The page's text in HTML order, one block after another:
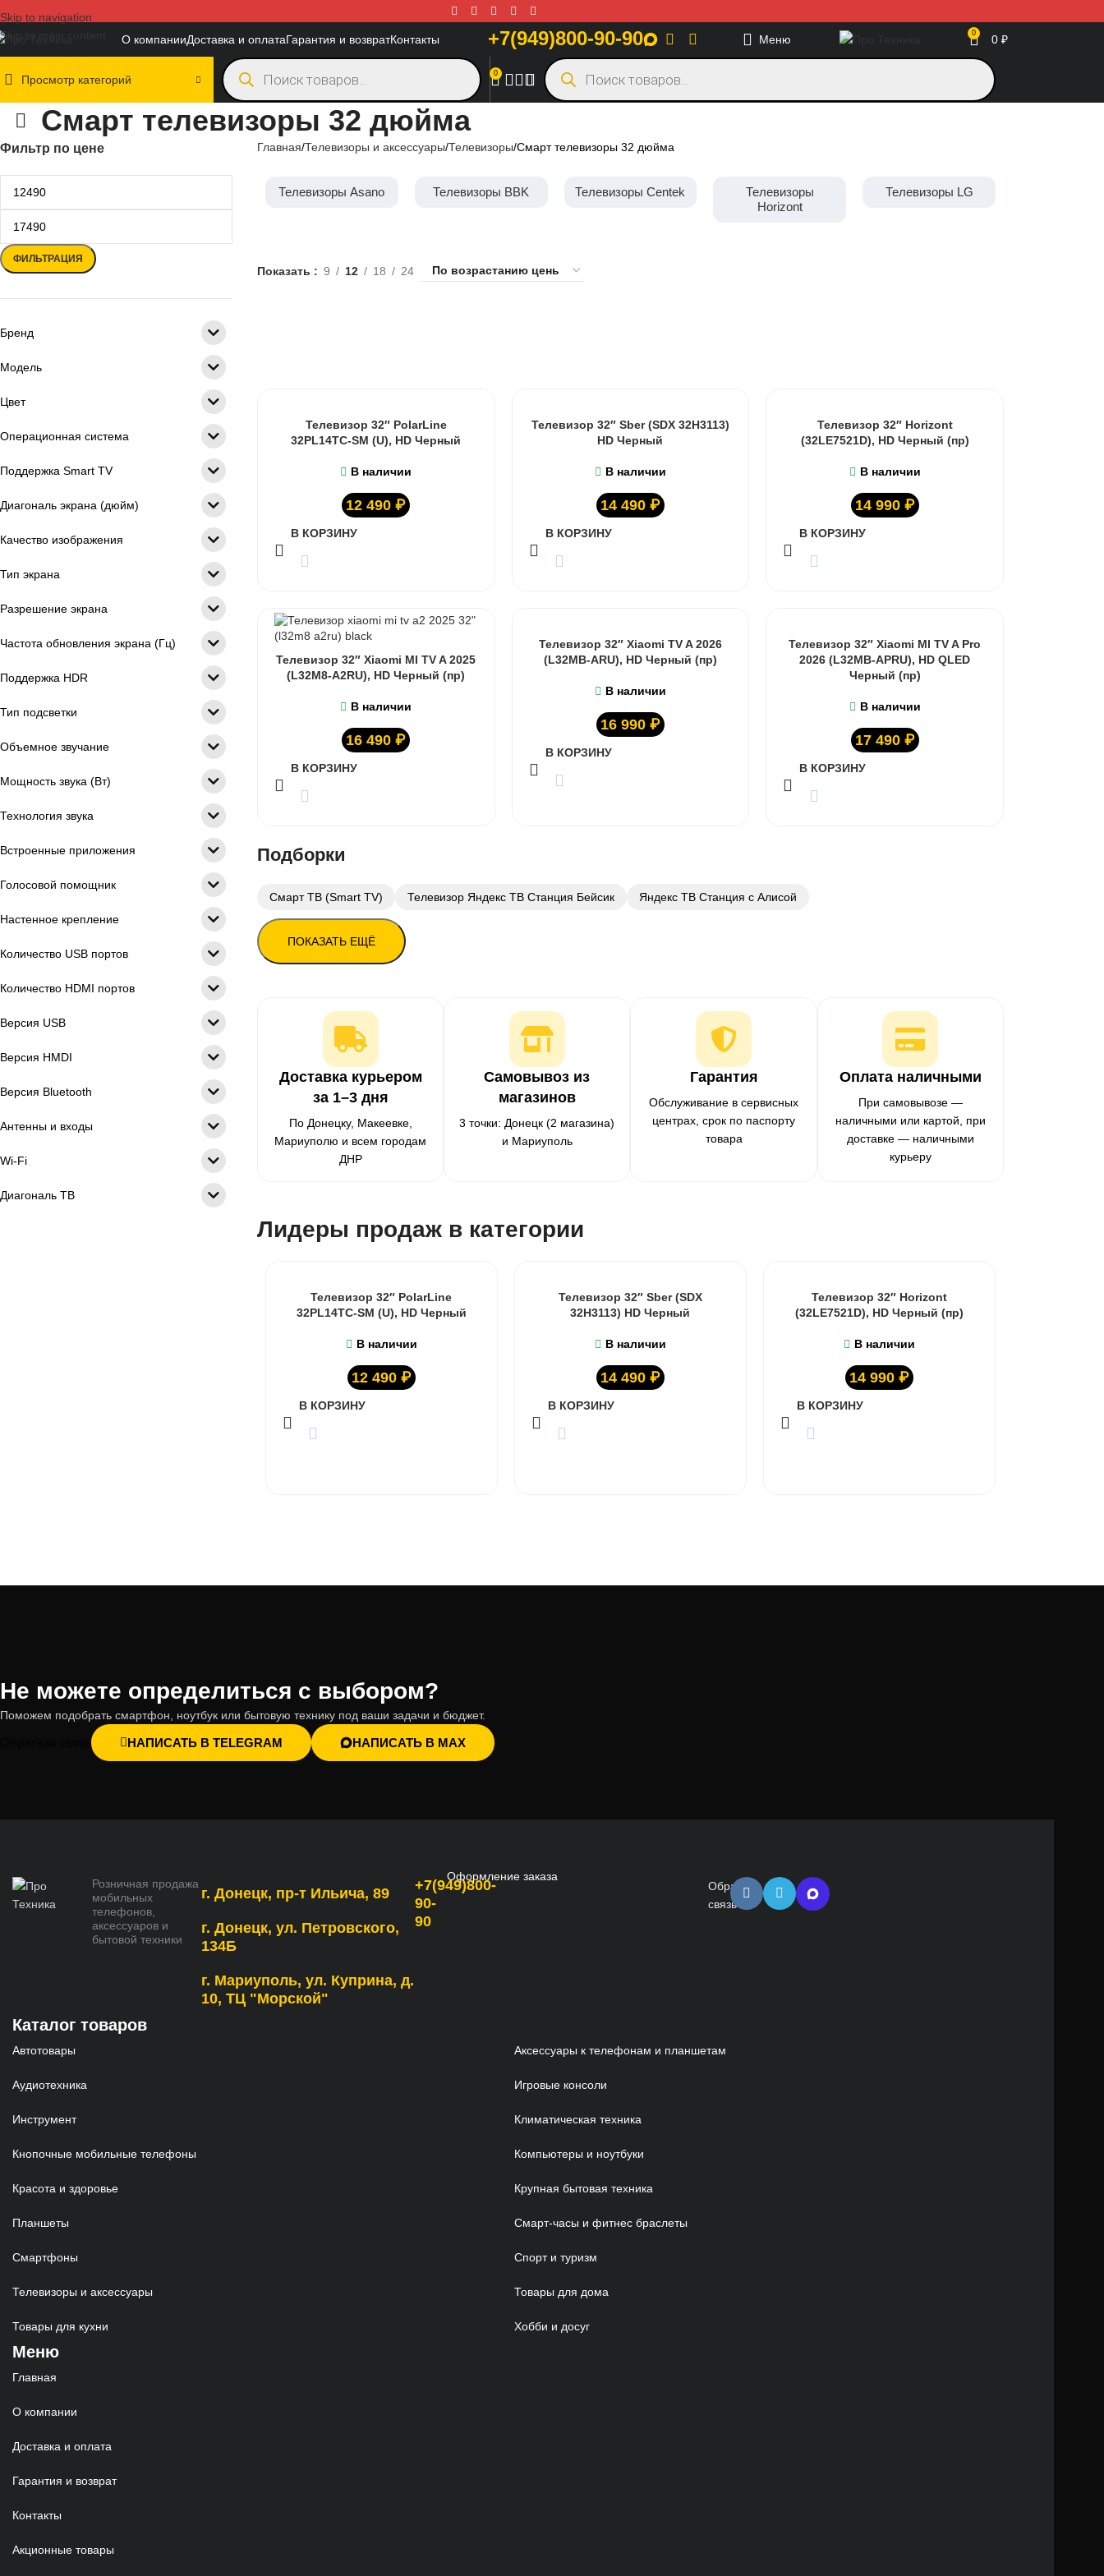
Skip to navigation
Skip to main content
О компанииДоставка и оплатаГарантия и возвратКонтакты +7(949)800-90-90 Меню 0 0 ₽
Просмотр категорий 0
Смарт телевизоры 32 дюйма
Фильтр по цене
ФИЛЬТРАЦИЯ
Бренд
Модель
Цвет
Операционная система
Поддержка Smart TV
Диагональ экрана (дюйм)
Качество изображения
Тип экрана
Разрешение экрана
Частота обновления экрана (Гц)
Поддержка HDR
Тип подсветки
Объемное звучание
Мощность звука (Вт)
Технология звука
Встроенные приложения
Голосовой помощник
Настенное крепление
Количество USB портов
Количество HDMI портов
Версия USB
Версия HMDI
Версия Bluetooth
Антенны и входы
Wi-Fi
Диагональ ТВ
Главная Телевизоры и аксессуары Телевизоры Смарт телевизоры 32 дюйма
Телевизоры Asano Телевизоры BBK Телевизоры Centek
Телевизоры
Horizont
Телевизоры LG
Показать 9 12 18 24
Телевизор 32″ PolarLine
32PL14TC-SM (U), HD Черный
В наличии
12 490₽
В КОРЗИНУ
Телевизор 32″ Sber (SDX 32H3113)
HD Черный
В наличии
14 490 ₽
В КОРЗИНУ
Телевизор 32″ Horizont
(32LE7521D), HD Черный (пр)
В наличии
14 990 ₽
В КОРЗИНУ
Телевизор 32″ Xiaomi MI TV A 2025
(L32M8-A2RU), HD Черный (пр)
В наличии
16 490₽
В КОРЗИНУ
Телевизор 32″ Xiaomi TV A 2026
(L32MB-ARU), HD Черный (пр)
В наличии
16 990 ₽
В КОРЗИНУ
Телевизор 32″ Xiaomi MI TV A Pro
2026 (L32MB-APRU), HD QLED
Черный (пр)
В наличии
17 490 ₽
В КОРЗИНУ
Подборки
Смарт ТВ (Smart TV) Телевизор Яндекс ТВ Станция Бейсик Яндекс ТВ Станция с Алисой
ПОКАЗАТЬ ЕЩЁ
Доставка курьером
за 1–3 дня
По Донецку, Макеевке,
Мариуполю и всем городам
ДНР
Самовывоз из
магазинов
3 точки: Донецк (2 магазина)
и Мариуполь
Гарантия
Обслуживание в сервисных
центрах, срок по паспорту
товара
Оплата наличными
При самовывозе —
наличными или картой, при
доставке — наличными
курьеру
Лидеры продаж в категории
Телевизор 32″ PolarLine
32PL14TC-SM (U), HD Черный
В наличии
12 490 ₽
В КОРЗИНУ
Телевизор 32″ Sber (SDX
32H3113) HD Черный
В наличии
14 490 ₽
В КОРЗИНУ
Телевизор 32″ Horizont
(32LE7521D), HD Черный (пр)
В наличии
14 990 ₽
В КОРЗИНУ
Не можете определиться с выбором?
Поможем подобрать смартфон, ноутбук или бытовую технику под ваши задачи и бюджет.
НАПИСАТЬ В TELEGRAM НАПИСАТЬ В MAX
Розничная продажа
мобильных
телефонов,
аксессуаров и
бытовой техники
г. Донецк, пр-т Ильича, 89
г. Донецк, ул. Петровского,
134Б
г. Мариуполь, ул. Куприна, д.
10, ТЦ "Морской"
+7(949)800-
90-
90
Оформление заказа
Обратная
связь
Каталог товаров
Автотовары Аксессуары к телефонам и планшетам
Аудиотехника Игровые консоли
Инструмент Климатическая техника
Кнопочные мобильные телефоны Компьютеры и ноутбуки
Красота и здоровье Крупная бытовая техника
Планшеты Смарт-часы и фитнес браслеты
Смартфоны Спорт и туризм
Телевизоры и аксессуары Товары для дома
Товары для кухни Хобби и досуг
Меню
Главная
О компании
Доставка и оплата
Гарантия и возврат
Контакты
Акционные товары